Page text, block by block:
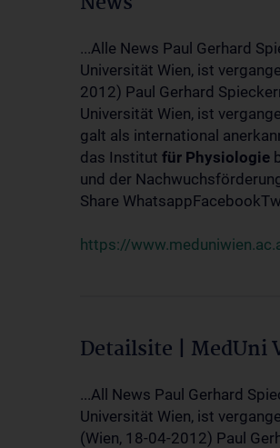
...Alle News Paul Gerhard
Universität Wien, ist
2012) Paul Gerhard
Universität Wien, ist
galt als international
das Institut für Physiologie
und der
Share
https://
Detailsite | MedUni
...All News Paul Gerhard
Universität Wien, ist
(Wien, 18-04-2012) Paul